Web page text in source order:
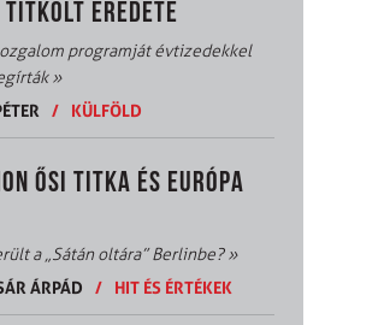
EREDETE
programját évtizedekkel
»
/ KÜLFÖLD
ŐSI TITKA ÉS EURÓPA
a „Sátán oltára” Berlinbe?»
ÁRPÁD
/ HIT ÉS ÉRTÉKEK